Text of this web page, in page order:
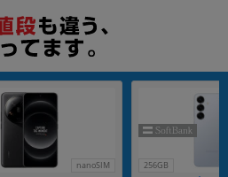
nanoSIM 256GB